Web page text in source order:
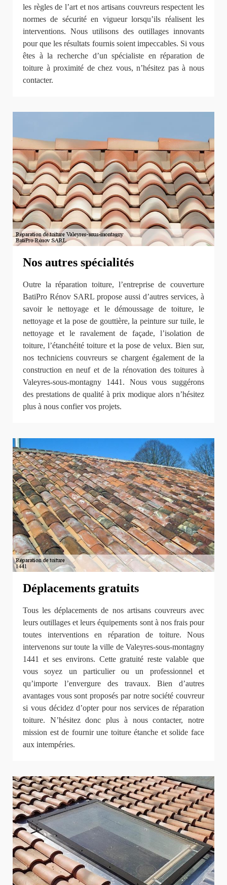
les règles de l’art et nos artisans couvreurs respectent les
normes de sécurité en vigueur lorsqu’ils réalisent les
interventions. Nous utilisons des outillages innovants
pour que les résultats fournis soient impeccables. Si vous
êtes à la recherche d’un spécialiste en réparation de
toiture à proximité de chez vous, n’hésitez pas à nous
contacter.
Nos autres spécialités
Outre la réparation toiture, l’entreprise de couverture
BatiPro Rénov SARL propose aussi d’autres services, à
savoir le nettoyage et le démoussage de toiture, le
nettoyage et la pose de gouttière, la peinture sur tuile, le
nettoyage et le ravalement de façade, l’isolation de
toiture, l’étanchéité toiture et la pose de velux. Bien sur,
nos techniciens couvreurs se chargent également de la
construction en neuf et de la rénovation des toitures à
Valeyres-sous-montagny 1441. Nous vous suggérons
des prestations de qualité à prix modique alors n’hésitez
plus à nous confier vos projets.
Déplacements gratuits
Tous les déplacements de nos artisans couvreurs avec
leurs outillages et leurs équipements sont à nos frais pour
toutes interventions en réparation de toiture. Nous
intervenons sur toute la ville de Valeyres-sous-montagny
1441 et ses environs. Cette gratuité reste valable que
vous soyez un particulier ou un professionnel et
qu’importe l’envergure des travaux. Bien d’autres
avantages vous sont proposés par notre société couvreur
si vous décidez d’opter pour nos services de réparation
toiture. N’hésitez donc plus à nous contacter, notre
mission est de fournir une toiture étanche et solide face
aux intempéries.